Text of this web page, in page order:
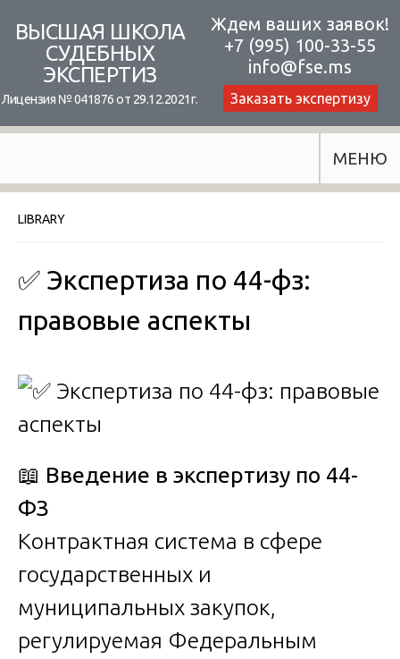
content
ВЫСШАЯ ШКОЛА
СУДЕБНЫХ
ЭКСПЕРТИЗ
Лицензия № 041876 от 29.12.2021г.
Ждем ваших заявок!
+7 (995) 100-33-55
info@fse.ms
Заказать экспертизу
МЕНЮ
LIBRARY
✅ Экспертиза по 44-фз:
правовые аспекты
📖 Введение в экспертизу по 44-
ФЗ
Контрактная система в сфере
государственных и
муниципальных закупок,
регулируемая Федеральным